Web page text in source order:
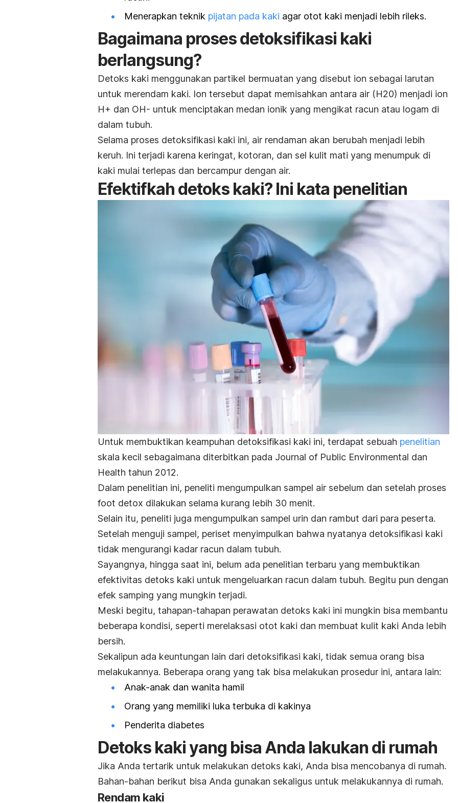
Menerapkan teknik pijatan pada kaki agar otot kaki menjadi lebih rileks.
Bagaimana proses detoksifikasi kaki
berlangsung?
Detoks kaki menggunakan partikel bermuatan yang disebut ion sebagai larutan
untuk merendam kaki. Ion tersebut dapat memisahkan antara air (H20) menjadi ion
H+ dan OH- untuk menciptakan medan ionik yang mengikat racun atau logam di
dalam tubuh.
Selama proses detoksifikasi kaki ini, air rendaman akan berubah menjadi lebih
keruh. Ini terjadi karena keringat, kotoran, dan sel kulit mati yang menumpuk di
kaki mulai terlepas dan bercampur dengan air.
Efektifkah detoks kaki? Ini kata penelitian
Untuk membuktikan keampuhan detoksifikasi kaki ini, terdapat sebuah penelitian
skala kecil sebagaimana diterbitkan pada Journal of Public Environmental dan
Health tahun 2012.
Dalam penelitian ini, peneliti mengumpulkan sampel air sebelum dan setelah proses
foot detox dilakukan selama kurang lebih 30 menit.
Selain itu, peneliti juga mengumpulkan sampel urin dan rambut dari para peserta.
Setelah menguji sampel, periset menyimpulkan bahwa nyatanya detoksifikasi kaki
tidak mengurangi kadar racun dalam tubuh.
Sayangnya, hingga saat ini, belum ada penelitian terbaru yang membuktikan
efektivitas detoks kaki untuk mengeluarkan racun dalam tubuh. Begitu pun dengan
efek samping yang mungkin terjadi.
Meski begitu, tahapan-tahapan perawatan detoks kaki ini mungkin bisa membantu
beberapa kondisi, seperti merelaksasi otot kaki dan membuat kulit kaki Anda lebih
bersih.
Sekalipun ada keuntungan lain dari detoksifikasi kaki, tidak semua orang bisa
melakukannya. Beberapa orang yang tak bisa melakukan prosedur ini, antara lain:
Anak-anak dan wanita hamil
Orang yang memiliki luka terbuka di kakinya
Penderita diabetes
Detoks kaki yang bisa Anda lakukan di rumah
Jika Anda tertarik untuk melakukan detoks kaki, Anda bisa mencobanya di rumah.
Bahan-bahan berikut bisa Anda gunakan sekaligus untuk melakukannya di rumah.
Rendam kaki